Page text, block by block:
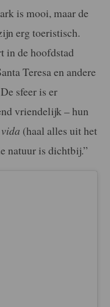
is mooi, maar de
erg toeristisch.
in de hoofdstad
Teresa en andere
sfeer is er
vriendelijk – hun
(haal alles uit het
natuur is dichtbij.”